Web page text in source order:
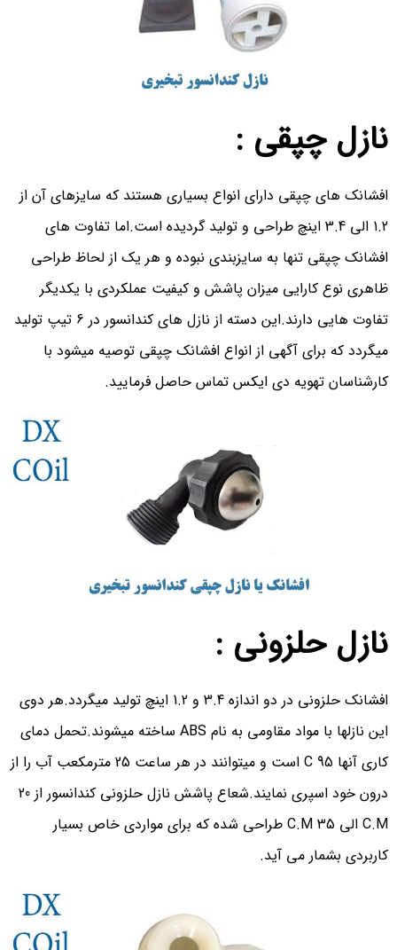
نازل چپقی :
افشانک های چپقی دارای انواع بسیاری هستند که سایزهای آن از
1.2 الی 3.4 اینچ طراحی و تولید گردیده است.اما تفاوت های
افشانک چپقی تنها به سایزبندی نبوده و هر یک از لحاظ طراحی
ظاهری نوع کارایی میزان پاشش و کیفیت عملکردی با یکدیگر
تفاوت هایی دارند.این دسته از نازل های کندانسور در 6 تیپ تولید
میگردد که برای آگهی از انواع افشانک چپقی توصیه میشود با
کارشناسان تهویه دی ایکس تماس حاصل فرمایید.
نازل حلزونی :
افشانک حلزونی در دو اندازه 3.4 و 1.2 اینچ تولید میگردد.هر دوی
این نازلها با مواد مقاومی به نام ABS ساخته میشوند.تحمل دمای
کاری آنها 95 C است و میتوانند در هر ساعت 25 مترمکعب آب را از
درون خود اسپری نمایند.شعاع پاشش نازل حلزونی کندانسور از 20
C.M الی 35 C.M طراحی شده که برای مواردی خاص بسیار
کاربردی بشمار می آید.